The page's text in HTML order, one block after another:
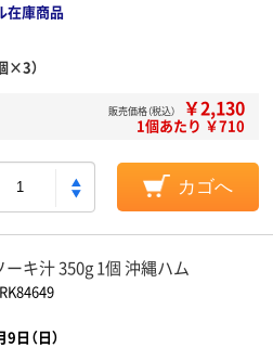
在庫商品
×3）
販売価格（税込） ￥2,130
1個あたり ￥710
カゴへ
ーキ汁 350g 1個 沖縄ハム
日（日）